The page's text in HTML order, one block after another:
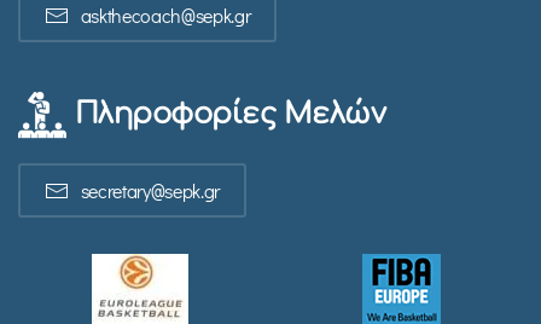
askthecoach@sepk.gr
Πληροφορίες Μελών
secretary@sepk.gr